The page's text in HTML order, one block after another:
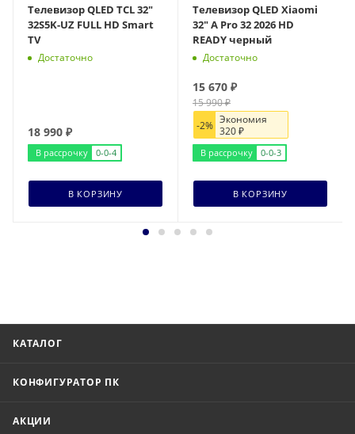
Телевизор QLED TCL 32"
32S5K-UZ FULL HD Smart
TV
Достаточно
18 990 ₽
В рассрочку 0-0-4
В КОРЗИНУ
Телевизор QLED Xiaomi
32" A Pro 32 2026 HD
READY черный
Достаточно
15 670 ₽
15 990₽
-2% Экономия
320₽
В рассрочку 0-0-3
В КОРЗИНУ
КАТАЛОГ
КОНФИГУРАТОР ПК
АКЦИИ